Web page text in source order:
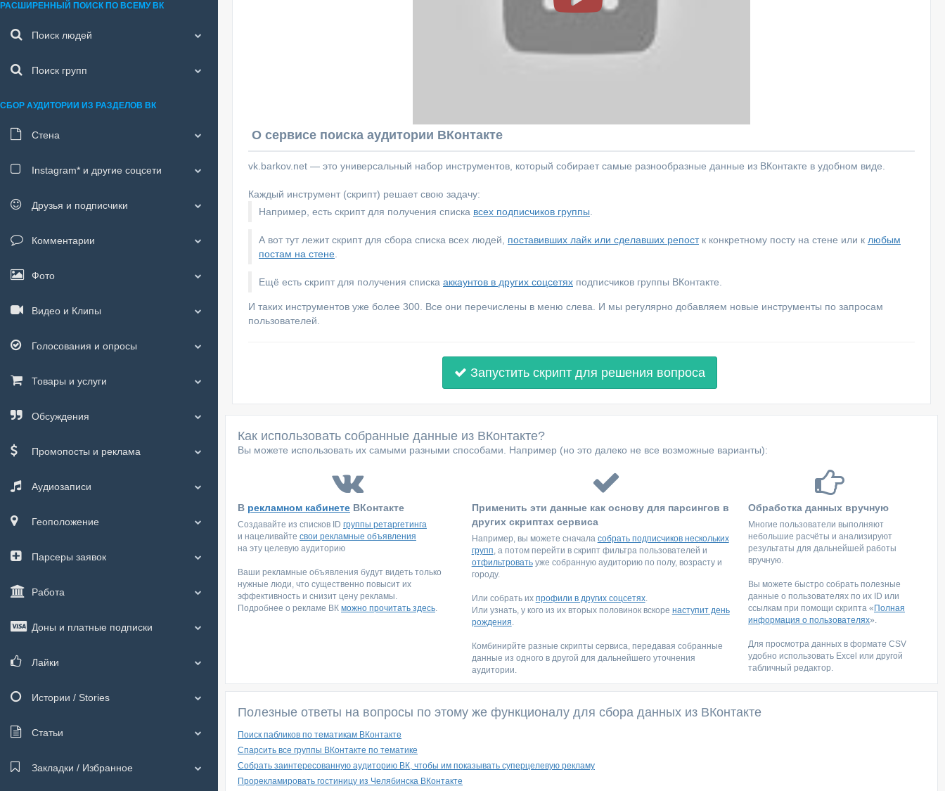
О сервисе поиска аудитории ВКонтакте
vk.barkov.net — это универсальный набор инструментов, который собирает самые разнообразные данные из ВКонтакте в удобном виде.
Каждый инструмент (скрипт) решает свою задачу:
Например, есть скрипт для получения списка всех подписчиков группы
А вот тут лежит скрипт для сбора списка всех людей, поставивших лайк или сделавших репостк конкретному посту на стене или к любым
постам на стене
Ещё есть скрипт для получения списка аккаунтов в других соцсетях подписчиков группы ВКонтакте.
И таких инструментов уже более 300. Все они перечислены в меню слева. И мы регулярно добавляем новые инструменты по запросам
пользователей.
Запустить скрипт для решения вопроса
Как использовать собранные данные из ВКонтакте?
Вы можете использовать их самыми разными способами. Например (но это далеко не все возможные варианты):
В рекламном кабинете ВКонтакте
Создавайте из списков ID группы ретаргетинга
и нацеливайте свои рекламные объявления
на эту целевую аудиторию
Ваши рекламные объявления будут видеть только
нужные люди, что существенно повысит их
эффективность и снизит цену рекламы.
Подробнее о рекламе ВК можно прочитать здесь.
Применить эти данные как основу для парсингов в
других скриптах сервиса
Например, вы можете сначала собрать подписчиков нескольких
групп, а потом перейти в скрипт фильтра пользователей и
отфильтроватьуже собранную аудиторию по полу, возрасту и
городу.
Или собрать их профили в других соцсетях.
Или узнать, у кого из их вторых половинок вскоре наступит день
рождения.
Комбинирйте разные скрипты сервиса, передавая собранные
данные из одного в другой для дальнейшего уточнения
аудитории.
Обработка данных вручную
Многие пользователи выполняют
небольшие расчёты и анализируют
результаты для дальнейшей работы
вручную.
Вы можете быстро собрать полезные
данные о пользователях по их ID или
ссылкам при помощи скрипта « Полная
информация о пользователях».
Для просмотра данных в формате CSV
удобно использовать Excel или другой
табличный редактор.
Полезные ответы на вопросы по этому же функционалу для сбора данных из ВКонтакте
Поиск пабликов по тематикам ВКонтакте
Спарсить все группы ВКонтакте по тематике
Собрать заинтересованную аудиторию ВК, чтобы им показывать суперцелевую рекламу
Прорекламировать гостиницу из Челябинска ВКонтакте
РАСШИРЕННЫЙ ПОИСК ПО ВСЕМУ ВК
Поиск людей
Поиск групп
СБОР АУДИТОРИИ ИЗ РАЗДЕЛОВ ВК
Стена
Instagram* и другие соцсети
Друзья и подписчики
Комментарии
Фото
Видео и Клипы
Голосования и опросы
Товары и услуги
Обсуждения
Промопосты и реклама
Аудиозаписи
Геоположение
Парсеры заявок
Работа
Доны и платные подписки
Лайки
Истории / Stories
Статьи
Закладки / Избранное